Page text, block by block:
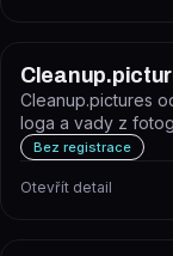
Cleanup.pictures
loga a vady z
Bez registrace
Otevřít detail